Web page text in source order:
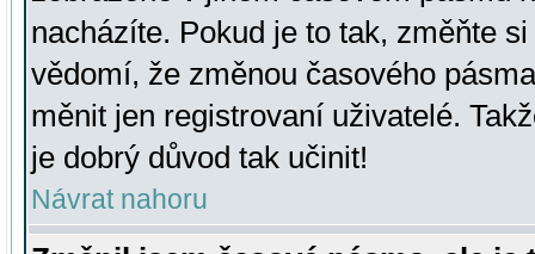
nacházíte. Pokud je to tak, změňte
vědomí, že změnou časového
měnit jen registrovaní uživatelé.
je dobrý důvod tak učinit!
Návrat nahoru